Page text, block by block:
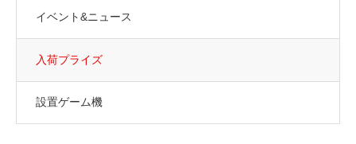
イベント&ニュース
入荷プライズ
設置ゲーム機